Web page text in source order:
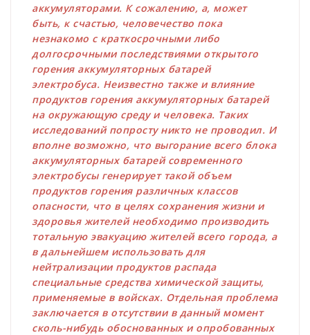
аккумуляторами. К сожалению, а, может
быть, к счастью, человечество пока
незнакомо с краткосрочными либо
долгосрочными последствиями открытого
горения аккумуляторных батарей
электробуса. Неизвестно также и влияние
продуктов горения аккумуляторных батарей
на окружающую среду и человека. Таких
исследований попросту никто не проводил. И
вполне возможно, что выгорание всего блока
аккумуляторных батарей современного
электробусы генерирует такой объем
продуктов горения различных классов
опасности, что в целях сохранения жизни и
здоровья жителей необходимо производить
тотальную эвакуацию жителей всего города, а
в дальнейшем использовать для
нейтрализации продуктов распада
специальные средства химической защиты,
применяемые в войсках. Отдельная проблема
заключается в отсутствии в данный момент
сколь-нибудь обоснованных и опробованных